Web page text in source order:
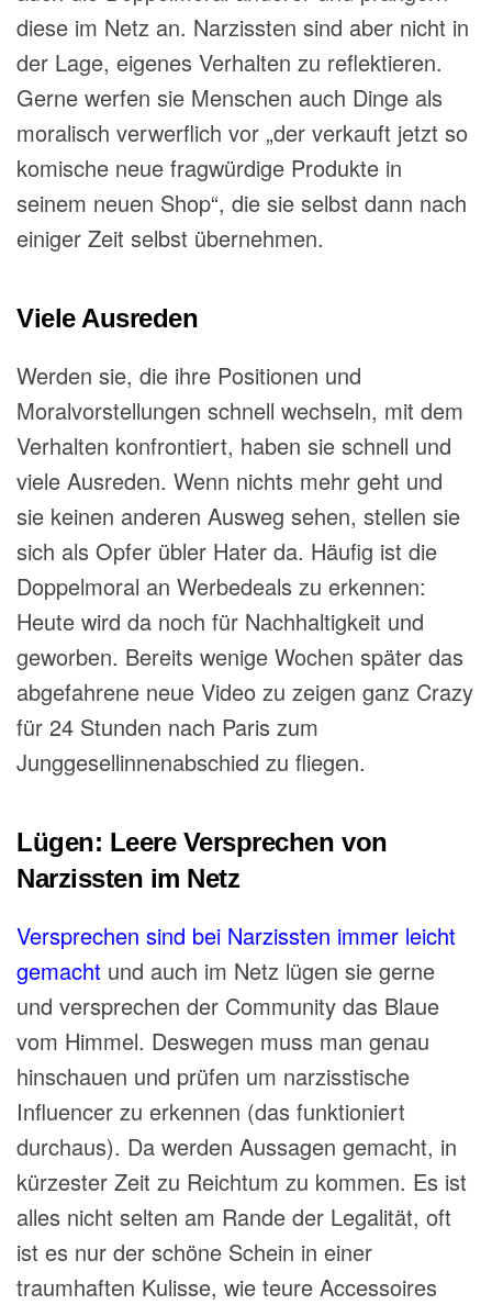
diese im Netz an. Narzissten sind aber nicht in
der Lage, eigenes Verhalten zu reflektieren.
Gerne werfen sie Menschen auch Dinge als
moralisch verwerflich vor „der verkauft jetzt so
komische neue fragwürdige Produkte in
seinem neuen Shop“, die sie selbst dann nach
einiger Zeit selbst übernehmen.
Viele Ausreden
Werden sie, die ihre Positionen und
Moralvorstellungen schnell wechseln, mit dem
Verhalten konfrontiert, haben sie schnell und
viele Ausreden. Wenn nichts mehr geht und
sie keinen anderen Ausweg sehen, stellen sie
sich als Opfer übler Hater da. Häufig ist die
Doppelmoral an Werbedeals zu erkennen:
Heute wird da noch für Nachhaltigkeit und
geworben. Bereits wenige Wochen später das
abgefahrene neue Video zu zeigen ganz Crazy
für 24 Stunden nach Paris zum
Junggesellinnenabschied zu fliegen.
Lügen: Leere Versprechen von
Narzissten im Netz
Versprechen sind bei Narzissten immer leicht
gemacht und auch im Netz lügen sie gerne
und versprechen der Community das Blaue
vom Himmel. Deswegen muss man genau
hinschauen und prüfen um narzisstische
Influencer zu erkennen (das funktioniert
durchaus). Da werden Aussagen gemacht, in
kürzester Zeit zu Reichtum zu kommen. Es ist
alles nicht selten am Rande der Legalität, oft
ist es nur der schöne Schein in einer
traumhaften Kulisse, wie teure Accessoires